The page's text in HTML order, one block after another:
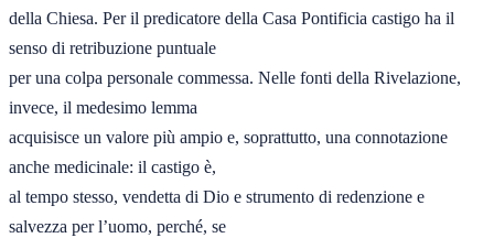
della Chiesa. Per il predicatore della Casa Pontificia castigo ha il
senso di retribuzione puntuale
per una colpa personale commessa. Nelle fonti della Rivelazione,
invece, il medesimo lemma
acquisisce un valore più ampio e, soprattutto, una connotazione
anche medicinale: il castigo è,
al tempo stesso, vendetta di Dio e strumento di redenzione e
salvezza per l’uomo, perché, se